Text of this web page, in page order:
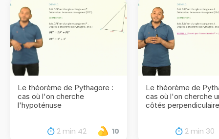
Le théorème de Pythagore :
cas où l'on cherche
l'hypoténuse
2 min 42 10
Le théorème de
cas où l'on cherche
côtés
2 min 30